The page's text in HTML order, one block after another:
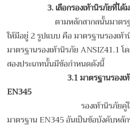
3. เลือกรองเท้านิรภัยที่ได้
ตามหลักสากลนั้นมาตร
ให้มีอยู่ 2 รูปแบบ คือ มาตรฐานรองเท้
มาตรฐานรองเท้านิรภัย ANSIZ41.1 โ
สองประเภทนั้นมีข้อกำหนดดังนี้
3.1 มาตรฐานรอง
EN345
รองเท้านิรภัยคู่
มาตรฐาน EN345 อันเป็นข้อบังคับหลั